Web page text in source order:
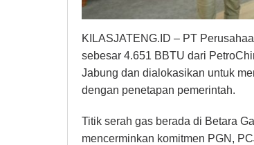
KILASJATENG.ID – PT
sebesar 4.651 BBTU dari
Jabung dan dialokasikan untuk
dengan penetapan pemerintah.
Titik serah gas berada di Betara
mencerminkan komitmen PGN,